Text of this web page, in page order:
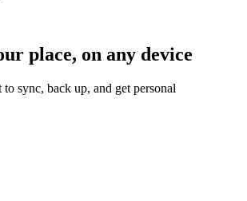
place, on any device
to sync, back up, and get personal